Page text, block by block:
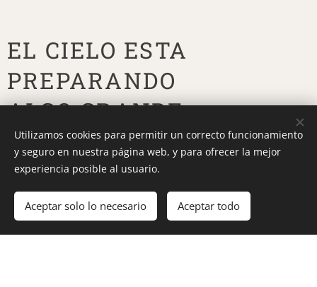
EL CIELO ESTA
PREPARANDO
ALGO GRANDE
21.01.2023
APARICION DE
NUESTRA MADRE
Utilizamos cookies para permitir un correcto funcionamiento
y seguro en nuestra página web, y para ofrecer la mejor
experiencia posible al usuario.
Aceptar solo lo necesario Aceptar todo